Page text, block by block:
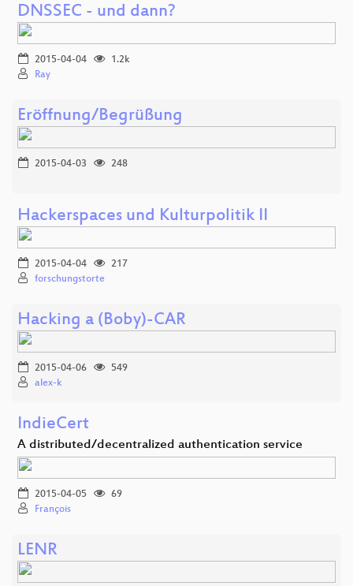
DNSSEC - und dann?
2015-04-04
1.2k
Ray
Eröffnung/Begrüßung
2015-04-03 248
Hackerspaces und Kulturpolitik II
2015-04-04
217
forschungstorte
Hacking a (Boby)-CAR
2015-04-06
549
alex-k
IndieCert
A distributed/decentralized authentication service
2015-04-05
69
François
LENR